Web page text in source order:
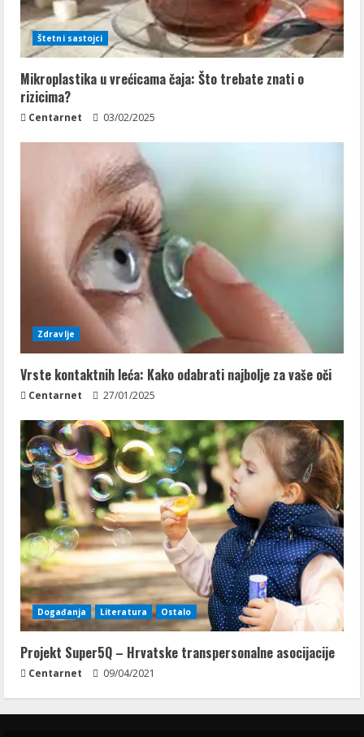
Štetni sastojci
Mikroplastika u vrećicama čaja: Što trebate znati o
rizicima?
Centarnet 03/02/2025
Zdravlje
Vrste kontaktnih leća: Kako odabrati najbolje za vaše oči
Centarnet 27/01/2025
Događanja Literatura Ostalo
Projekt Super5Q – Hrvatske transpersonalne asocijacije
Centarnet 09/04/2021